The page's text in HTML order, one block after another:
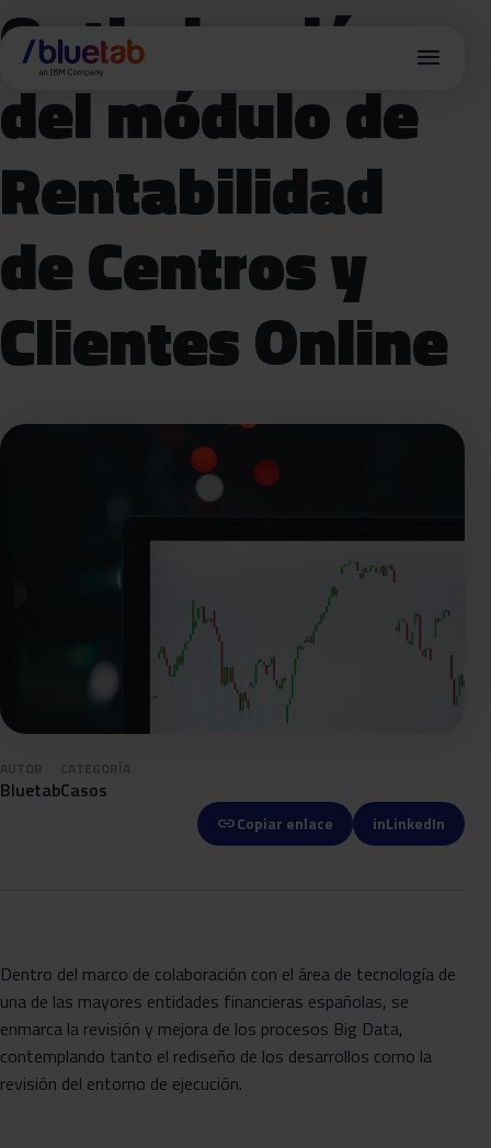
menu
Optimización
del módulo de
Rentabilidad
de Centros y
Clientes Online
AUTOR
BluetabCasos
linkCopiar enlace inLinkedIn
Dentro del marco de colaboración con el área de tecnología de
una de las mayores entidades financieras españolas, se
enmarca la revisión y mejora de los procesos Big Data,
contemplando tanto el rediseño de los desarrollos como la
revisión del entorno de ejecución.